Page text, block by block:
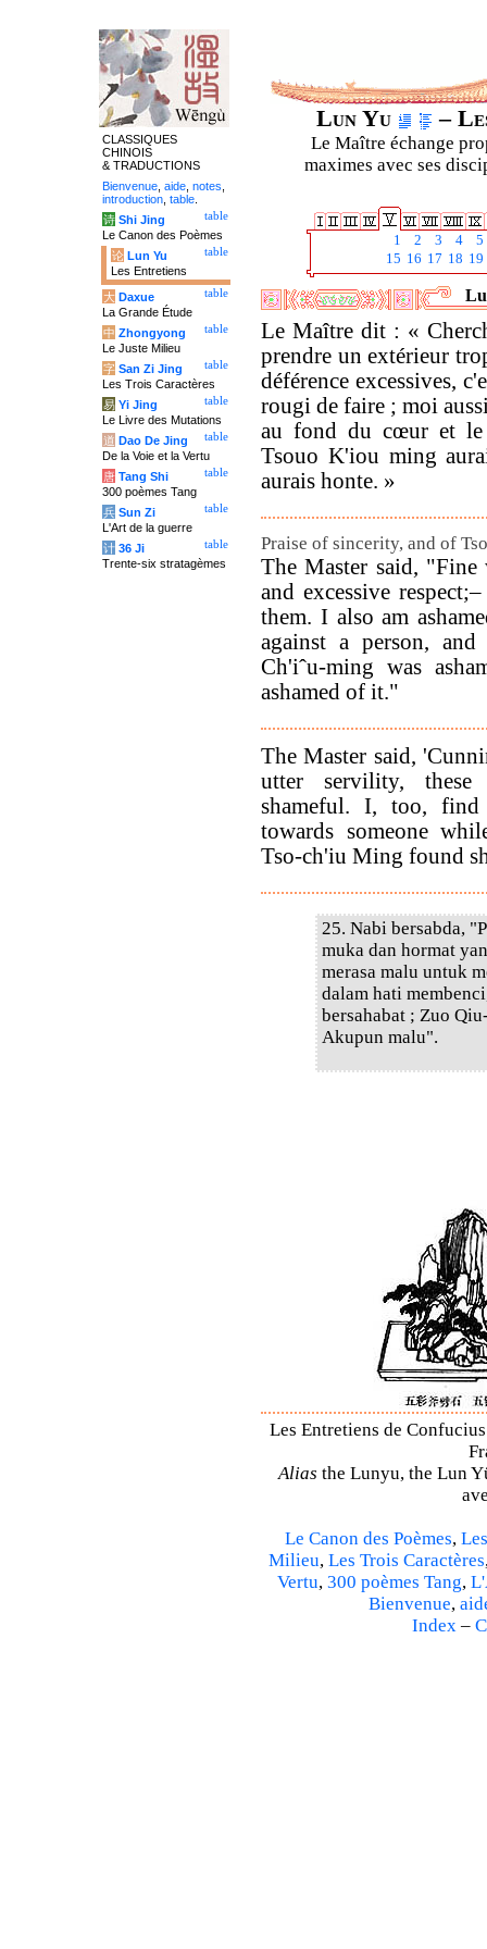
Lun Yu –
Le Maître échange
maximes avec ses
1 2 3 4
5
15 16 17 18 19
Le Maître dit : «
prendre un extérieur
déférence excessives,
rougi de faire ; moi
au fond du cœur et le
Tsouo K'iou ming
aurais honte. »
Praise of sincerity, and of
The Master said, "Fine
and excessive
them. I also am
against a person,
Ch'iˆu-ming was
ashamed of it."
The Master said,
utter servility,
shameful. I, too,
towards someone
Tso-ch'iu Ming found
25. Nabi bersabda,
muka dan hormat
merasa malu untuk
dalam hati
bersahabat ; Zuo
Akupun malu".
Les Entretiens de
Alias the Lunyu, the Lun
Le Canon des Poèmes,
Milieu, Les Trois Caractères
Vertu, 300 poèmes Tang,
Bienvenue,
Index –
CLASSIQUES
CHINOIS
& TRADUCTIONS
Bienvenue aide notes
introduction table
table
诗 Shi Jing
Le Canon des Poèmes
table
论 Lun Yu
Les Entretiens
table
大 Daxue
La Grande Étude
table
中 Zhongyong
Le Juste Milieu
table
字 San Zi Jing
Les Trois Caractères
table
易 Yi Jing
Le Livre des Mutations
table
道 Dao De Jing
De la Voie et la Vertu
table
唐 Tang Shi
300 poèmes Tang
table
兵 Sun Zi
L'Art de la guerre
table
计 36 Ji
Trente-six stratagèmes